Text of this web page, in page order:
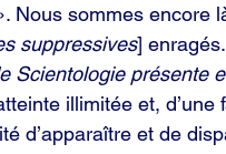
Nous sommes encore
suppressives] enragés.
Scientologie présente
illimitée et, d’une
d’apparaître et de